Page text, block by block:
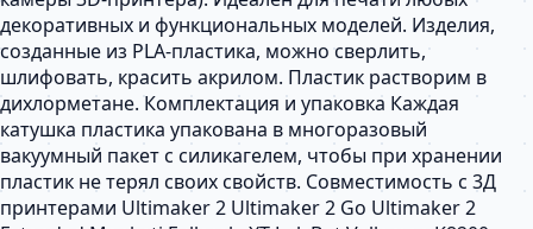
декоративных и функциональных моделей. Изделия,
созданные из PLA-пластика, можно сверлить,
шлифовать, красить акрилом. Пластик растворим в
дихлорметане. Комплектация и упаковка Каждая
катушка пластика упакована в многоразовый
вакуумный пакет с силикагелем, чтобы при хранении
пластик не терял своих свойств. Совместимость с 3Д
принтерами Ultimaker 2 Ultimaker 2 Go Ultimaker 2